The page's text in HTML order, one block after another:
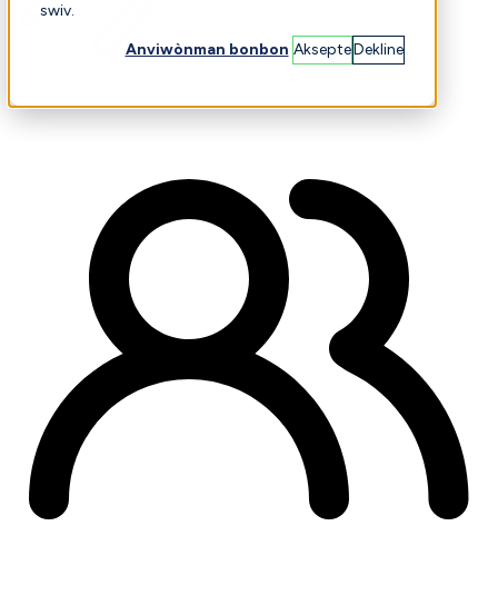
swiv.
Anviwònman bonbon AksepteDekline